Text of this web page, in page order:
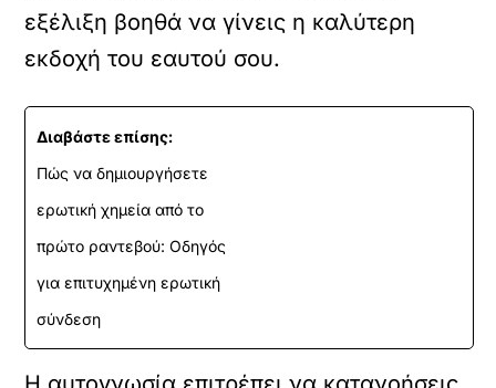
εξέλιξη βοηθά να γίνεις η καλύτερη
εκδοχή του εαυτού σου.
Διαβάστε επίσης:
Πώς να δημιουργήσετε
ερωτική χημεία από το
πρώτο ραντεβού: Οδηγός
για επιτυχημένη ερωτική
σύνδεση